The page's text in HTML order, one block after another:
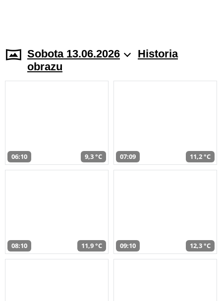
Sobota 13.06.2026
Historia
obrazu
06:10 9,3 °C 07:09 11,2 °C
08:10 11,9 °C 09:10 12,3 °C